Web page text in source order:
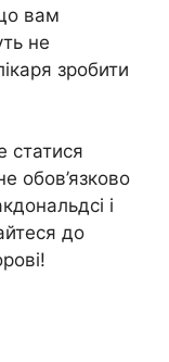
вам
не
зробити
обов’язково
і
до